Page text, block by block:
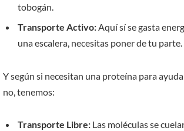
tobogán.
Transporte Activo:Aquí sí se gasta
una escalera, necesitas poner de tu parte.
Y según si necesitan una proteína para
no, tenemos:
Transporte Libre: Las moléculas se